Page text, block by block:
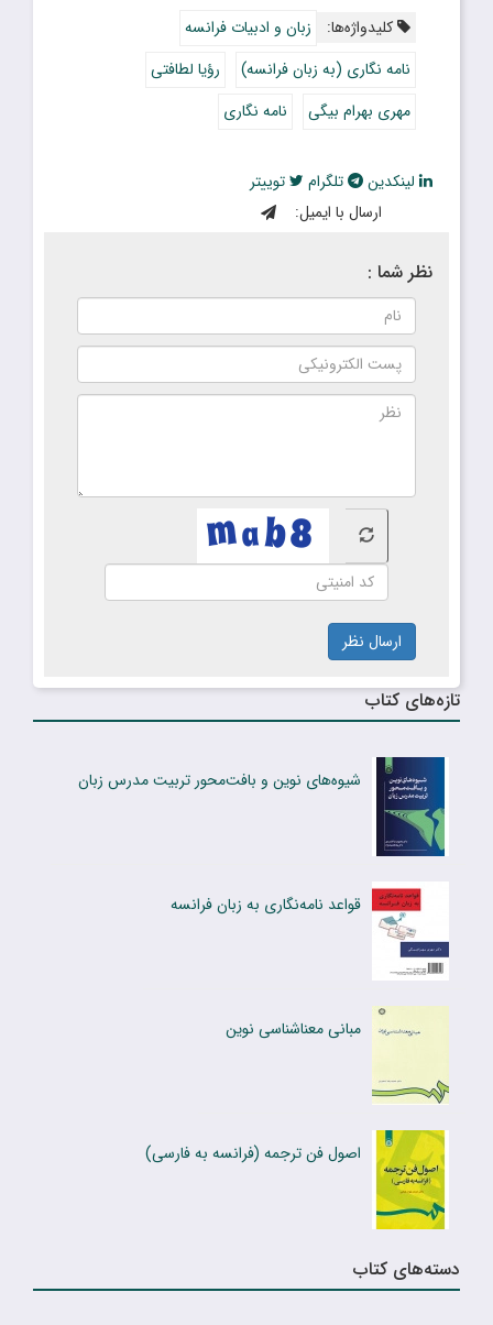
کلیدواژه‌ها:
زبان و ادبیات فرانسه
نامه نگارى (به زبان فرانسه)
رؤیا لطافتى
مهرى بهرام بیگى
نامه نگاری
لینکدین تلگرام
توییتر
ارسال با ایمیل:
نظر شما :
ارسال نظر
تازه‌های کتاب
شیوه‌های نوین و بافت‌محور تربیت مدرس زبان
قواعد نامه‌نگاری به زبان فرانسه
مبانی معناشناسی نوین
اصول فن ترجمه (فرانسه به فارسی)
دسته‌های کتاب